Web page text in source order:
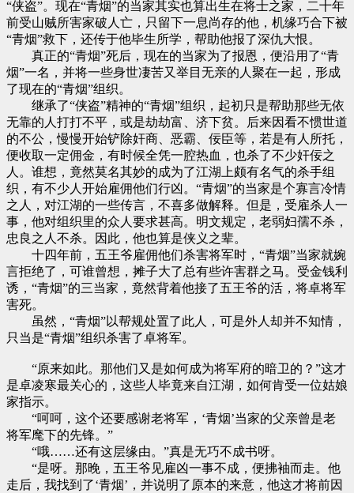
“侠盗”。现在“青烟”的当家其实也算出生在将士之家，二十年
前受山贼所害家破人亡，只留下一息尚存的他，机缘巧合下被
“青烟”救下，还传于他毕生所学，帮助他报了深仇大恨。
真正的“青烟”死后，现在的当家为了报恩，便沿用了“青
烟”一名，并将一些身世凄苦又举目无亲的人聚在一起，形成
了现在的“青烟”组织。
继承了“侠盗”精神的“青烟”组织，起初只是帮助那些无依
无靠的人打打不平，或是劫劫富、济下贫。后来因看不惯世道
的不公，慢慢开始铲除奸商、恶霸、佞臣等，若是有人所托，
便收取一定佣金，有时候全凭一腔热血，也杀了不少奸佞之
人。谁想，竟然莫名其妙的成为了江湖上颇有名气的杀手组
织，有不少人开始雇佣他们行凶。“青烟”的当家是个寡言冷情
之人，对江湖的一些传言，不喜多做解释。但是，受雇杀人一
事，他对组织里的众人要求甚高。明文规定，老弱妇孺不杀，
忠良之人不杀。因此，他也算是侠义之辈。
十四年前，五王爷雇佣他们杀害将军时，“青烟”当家就婉
言拒绝了，可谁曾想，摊子大了总有些许害群之马。受金钱利
诱，“青烟”的三当家，竟然背着他接了五王爷的活，将卓将军
害死。
虽然，“青烟”以帮规处置了此人，可是外人却并不知情，
只当是“青烟”组织杀害了卓将军。
“原来如此。那他们又是如何成为将军府的暗卫的？”这才
是卓凌寒最关心的，这些人毕竟来自江湖，如何肯受一位姑娘
家指示。
“呵呵，这个还要感谢老将军，‘青烟’当家的父亲曾是老
将军麾下的先锋。”
“哦……还有这层缘由。”真是无巧不成书呀。
“是呀。那晚，五王爷见雇凶一事不成，便拂袖而走。他
走后，我找到了‘青烟’，并说明了原本的来意，他这才将前因